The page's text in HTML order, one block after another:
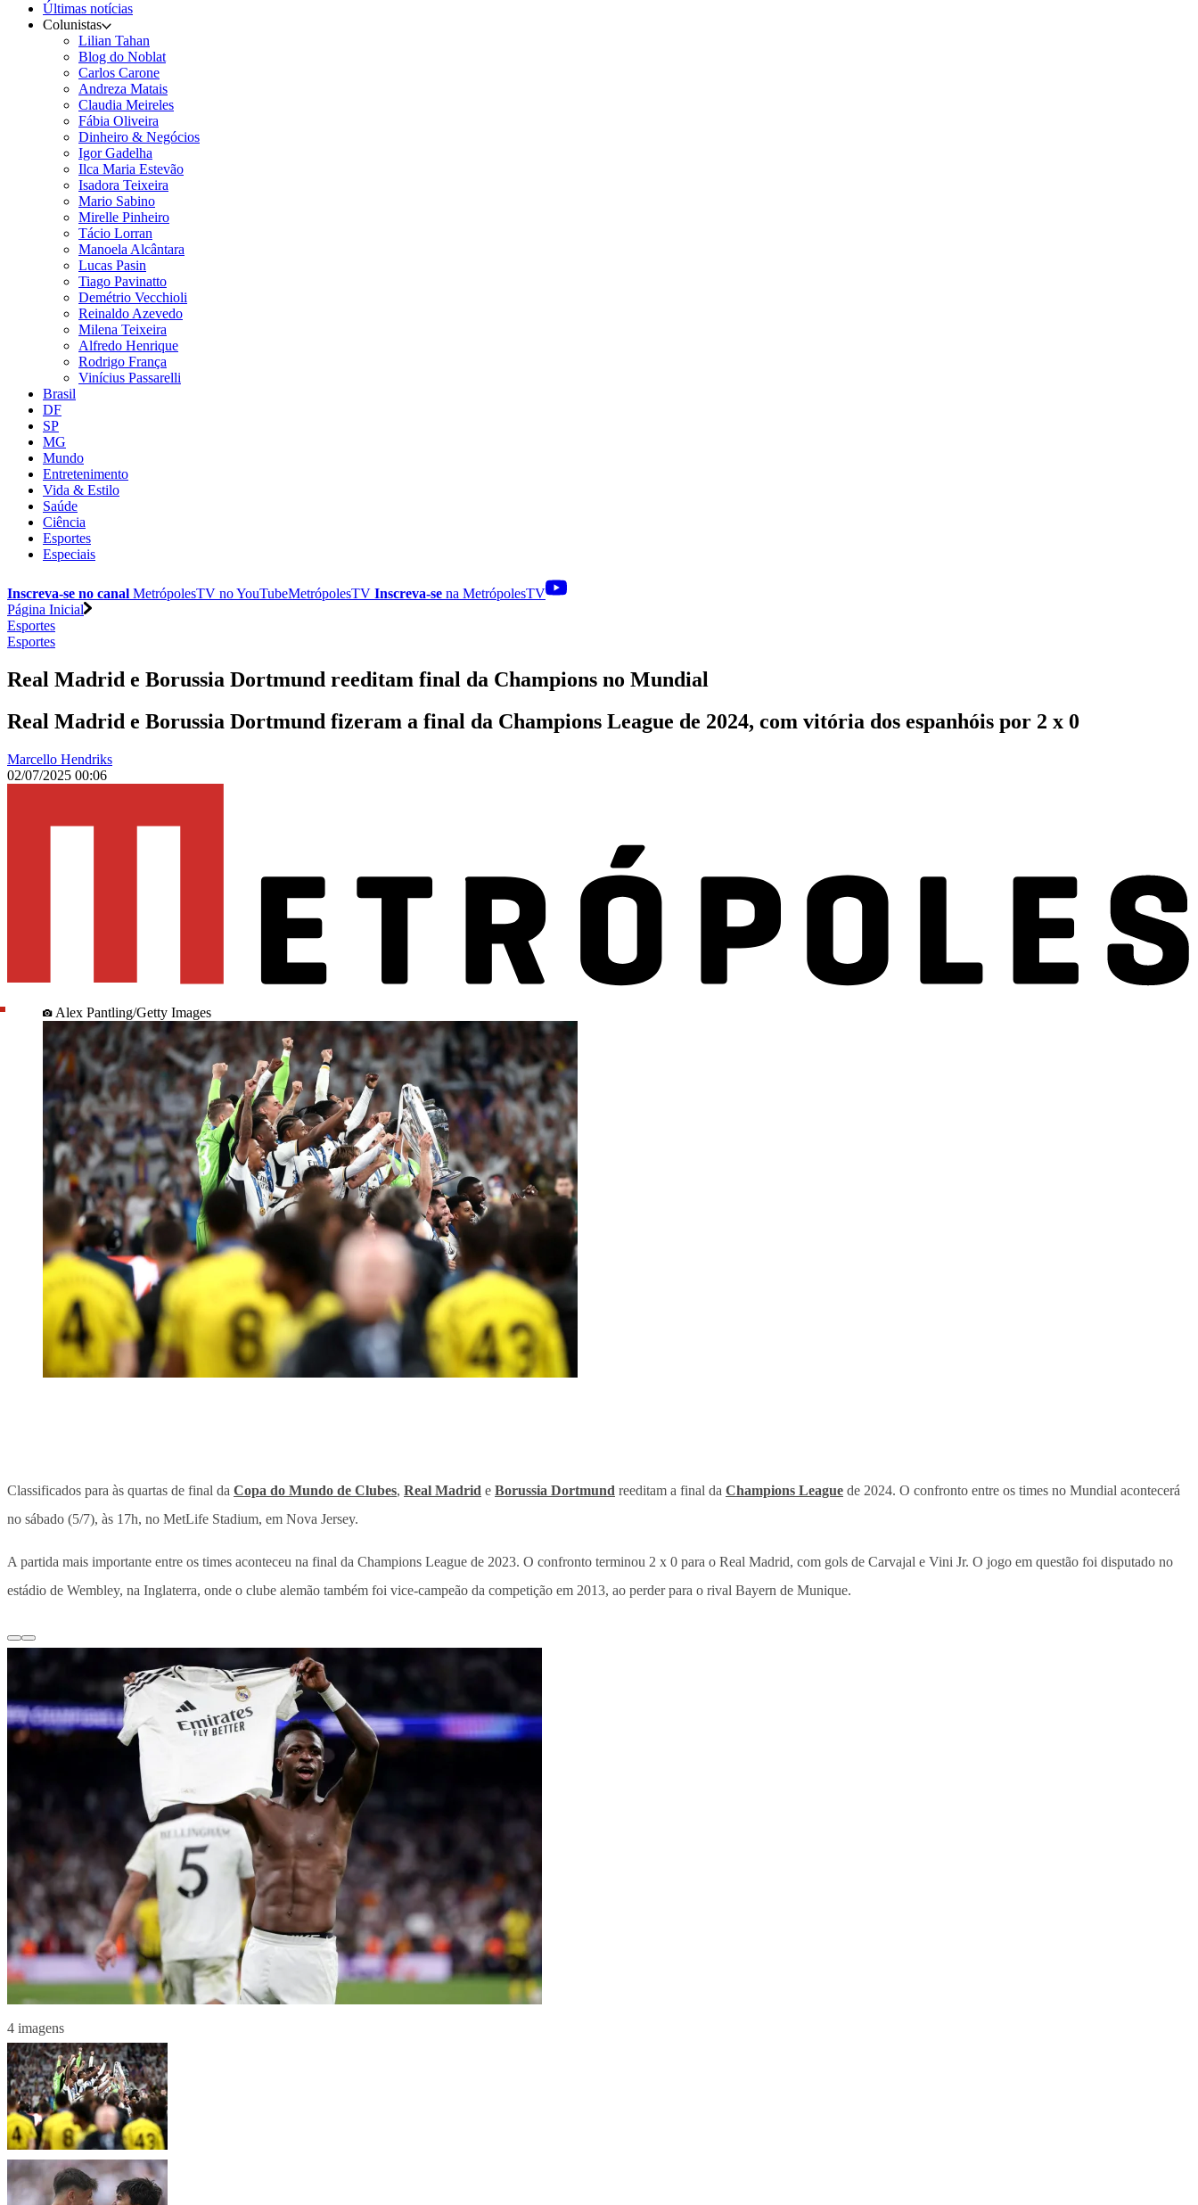
Últimas notícias
Colunistas
Lilian Tahan
Blog do Noblat
Carlos Carone
Andreza Matais
Claudia Meireles
Fábia Oliveira
Dinheiro & Negócios
Igor Gadelha
Ilca Maria Estevão
Isadora Teixeira
Mario Sabino
Mirelle Pinheiro
Tácio Lorran
Manoela Alcântara
Lucas Pasin
Tiago Pavinatto
Demétrio Vecchioli
Reinaldo Azevedo
Milena Teixeira
Alfredo Henrique
Rodrigo França
Vinícius Passarelli
Brasil
DF
SP
MG
Mundo
Entretenimento
Vida & Estilo
Saúde
Ciência
Esportes
Especiais
Inscreva-se no canal MetrópolesTV noYouTubeMetrópolesTV Inscreva-se na MetrópolesTV
Página Inicial
Esportes
Esportes
Real Madrid e Borussia Dortmund reeditam final da Champions no Mundial
Real Madrid e Borussia Dortmund fizeram a final da Champions League de 2024, com vitória dos espanhóis por 2 x 0
Marcello Hendriks
02/07/2025 00:06
Alex Pantling/Getty Images
Classificados para às quartas de final da Copa do Mundo de Clubes, Real Madrid e Borussia Dortmund reeditam a final da Champions League de 2024. O confronto entre os times no Mundial acontecerá
no sábado (5/7), às 17h, no MetLife Stadium, em Nova Jersey.
A partida mais importante entre os times aconteceu na final da Champions League de 2023. O confronto terminou 2 x 0 para o Real Madrid, com gols de Carvajal e Vini Jr. O jogo em questão foi disputado no
estádio de Wembley, na Inglaterra, onde o clube alemão também foi vice-campeão da competição em 2013, ao perder para o rival Bayern de Munique.
4 imagens